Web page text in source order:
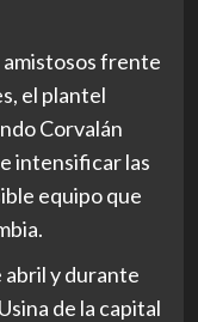
amistosos frente
el plantel
Corvalán
intensificar las
equipo que
abril y durante
de la capital